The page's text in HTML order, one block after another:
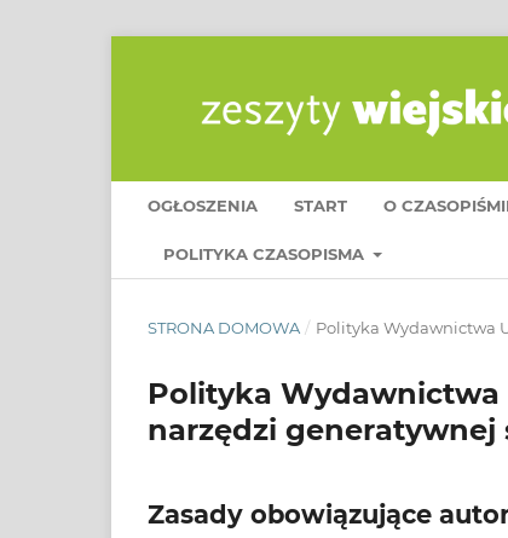
OGŁOSZENIA START O
POLITYKA CZASOPISMA
STRONA DOMOWA / Polityka Wydawnictwa
Polityka
narzędzi
Zasady obowiązujące